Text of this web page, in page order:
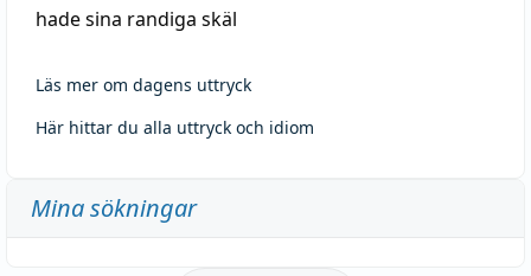
hade sina randiga skäl
Läs mer om dagens uttryck
Här hittar du alla uttryck och idiom
Mina sökningar